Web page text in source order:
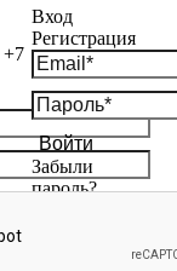
+7
Вход
Регистрация
Войти
Забыли
пароль?